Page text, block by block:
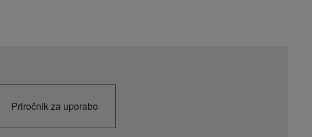
Priročnik za uporabo